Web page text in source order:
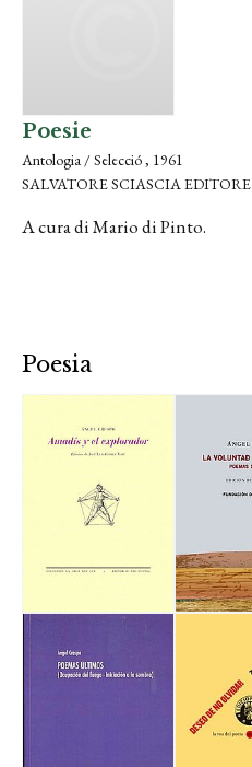
Poesie
Antologia / Selecció , 1961
SALVATORE SCIASCIA EDITORE
A cura di Mario di Pinto.
Poesia